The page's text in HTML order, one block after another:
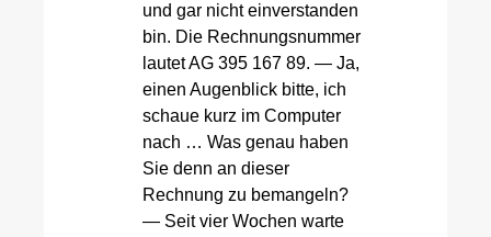
und gar nicht einverstanden
bin. Die Rechnungsnummer
lautet AG 395 167 89. — Ja,
einen Augenblick bitte, ich
schaue kurz im Computer
nach … Was genau haben
Sie denn an dieser
Rechnung zu bemangeln?
— Seit vier Wochen warte